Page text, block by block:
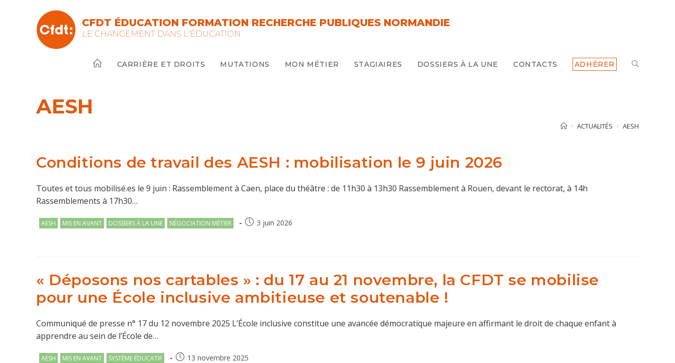
CFDT ÉDUCATION FORMATION RECHERCHE PUBLIQUES NORMANDIE
LE CHANGEMENT DANS L'ÉDUCATION
CARRIÈRE ET DROITS MUTATIONS MON MÉTIER STAGIAIRES DOSSIERS À LA UNE CONTACTS ADHÉRER TOGGLE
SEARCH
AESH
> ACTUALITÉS > AESH
Conditions de travail des AESH : mobilisation le 9 juin 2026
Toutes et tous mobilisé.es le 9 juin : Rassemblement à Caen, place du théâtre : de 11h30 à 13h30 Rassemblement à Rouen, devant le rectorat, à 14h
Rassemblements à 17h30…
Post
AESH MIS EN AVANT DOSSIERS À LA UNE NÉGOCIATION MÉTIER
Publication
3 juin 2026
« Déposons nos cartables » : du 17 au 21 novembre, la CFDT se mobilise
pour une École inclusive ambitieuse et soutenable !
Communiqué de presse n° 17 du 12 novembre 2025 L’École inclusive constitue une avancée démocratique majeure en affirmant le droit de chaque enfant à
apprendre au sein de l’École de…
Post
AESH MIS EN AVANT SYSTÈME ÉDUCATIF
Publication
13 novembre 2025